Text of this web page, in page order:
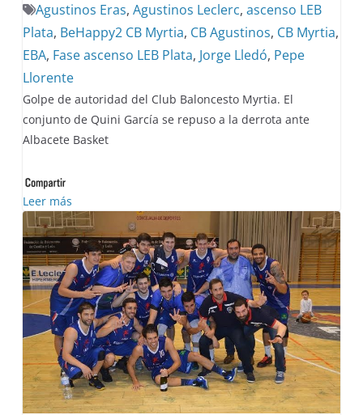
Agustinos Eras,Agustinos Leclerc,ascenso LEB
Plata, BeHappy2 CB Myrtia, CB Agustinos, CB Myrtia,
EBA, Fase ascenso LEB Plata, Jorge Lledó, Pepe
Llorente
Golpe de autoridad del Club Baloncesto Myrtia. El
conjunto de Quini García se repuso a la derrota ante
Albacete Basket
Leer más